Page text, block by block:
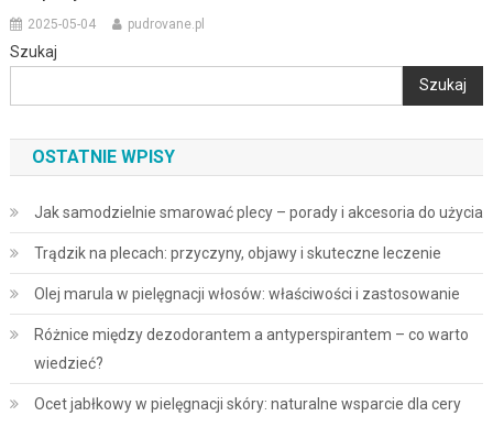
2025-05-04 pudrovane.pl
Szukaj
Szukaj
OSTATNIE WPISY
Jak samodzielnie smarować plecy – porady i akcesoria do użycia
Trądzik na plecach: przyczyny, objawy i skuteczne leczenie
Olej marula w pielęgnacji włosów: właściwości i zastosowanie
Różnice między dezodorantem a antyperspirantem – co warto
wiedzieć?
Ocet jabłkowy w pielęgnacji skóry: naturalne wsparcie dla cery